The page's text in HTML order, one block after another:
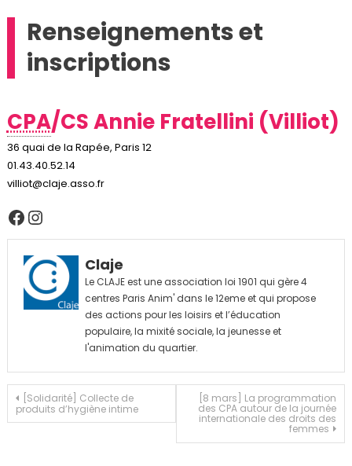
Renseignements et
inscriptions
CPA/CS Annie Fratellini (Villiot)
36 quai de la Rapée, Paris 12
01.43.40.52.14
villiot@claje.asso.fr
Facebook
Instagram
Claje
Le CLAJE est une association loi 1901 qui gère 4
centres Paris Anim' dans le 12eme et qui propose
des actions pour les loisirs et l’éducation
populaire, la mixité sociale, la jeunesse et
l'animation du quartier.
Navigation
de
[Solidarité] Collecte de
produits d’hygiène intime
[8 mars] La programmation
des CPA autour de la journée
internationale des droits des
femmes